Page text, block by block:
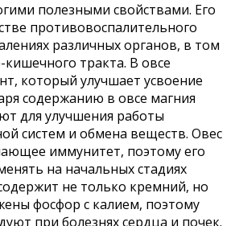
полезными свойствами. Его
противовоспалительного
различных органов, в том
тракта. В овсе
который улучшает усвоение
содержанию в овсе магния
для улучшения работы
систем и обмена веществ. Овес
иммунитет, поэтому его
на начальных стадиях
не только кремний, но
фосфор с калием, поэтому
при болезнях сердца и почек.